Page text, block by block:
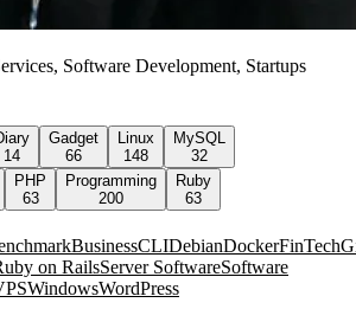
Software Development, Startups
14
Gadget
66
Linux
148
MySQL
32
PHP
63
Programming
200
Ruby
63
BusinessCLIDebianDockerFinTech
on RailsServer SoftwareSoftware
WindowsWordPress